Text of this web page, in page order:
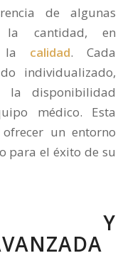
de algunas
la cantidad, en
la calidad. Cada
individualizado,
disponibilidad
médico. Esta
un entorno
para el éxito de su
Y